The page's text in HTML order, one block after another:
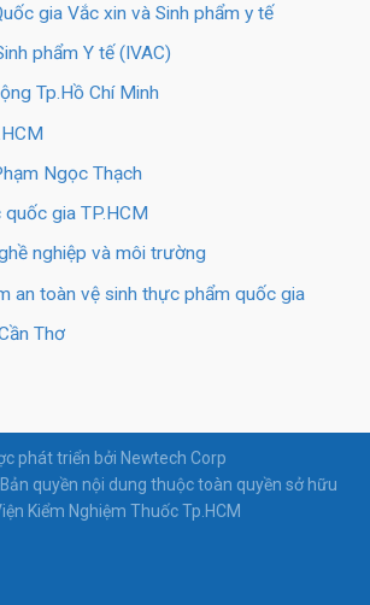
gia Vắc xin và Sinh phẩm y tế
phẩm Y tế (IVAC)
Tp.Hồ Chí Minh
Ngọc Thạch
gia TP.HCM
nghiệp và môi trường
an toàn vệ sinh thực phẩm quốc gia
Thơ
phát triển bởi Newtech Corp
quyền nội dung thuộc toàn quyền sở hữu
Kiểm Nghiệm Thuốc Tp.HCM